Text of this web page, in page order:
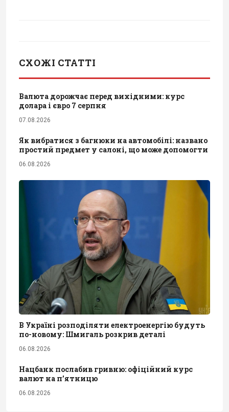
СХОЖІ СТАТТІ
Валюта дорожчає перед вихідними: курс
долара і євро 7 серпня
07.08.2026
Як вибратися з багнюки на автомобілі: названо
простий предмет у салоні, що може допомогти
06.08.2026
В Україні розподіляти електроенергію будуть
по-новому: Шмигаль розкрив деталі
06.08.2026
Нацбанк послабив гривню: офіційний курс
валют на п’ятницю
06.08.2026